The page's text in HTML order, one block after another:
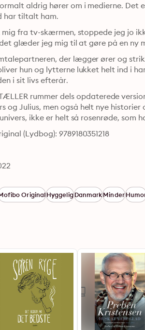
aldrig hører om i medierne.
har tiltalt ham.
fra tv-skærmen, stoppede jeg jo
glæder jeg mig til at gøre på en ny
der lægger ører og
hun og lytterne lukket helt ind i
i sit livs efterår.
rummer dels opdaterede
og Julius, men også helt nye
ikke er helt så rosenrøde,
(Lydbog): 9789180351218
OriginalHyggeligDanmarkMinder